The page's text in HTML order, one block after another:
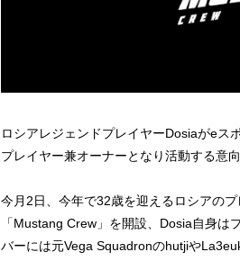
ロシアレジェンドプレイヤーDosiaがeス
プレイヤー兼オーナーとなり活動する意
今月2日、今年で32歳を迎えるロシアの
「Mustang Crew」を開設、Dosia自身
バーには元Vega Squadronのhutjiや